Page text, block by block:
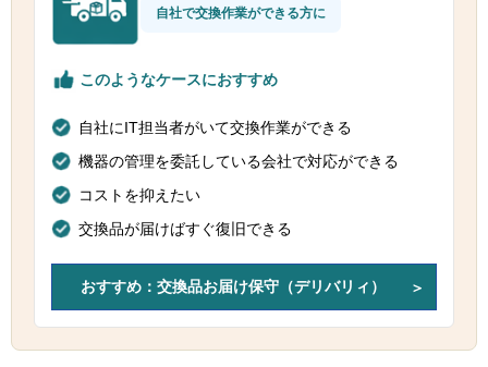
自社で交換作業ができる方に
このようなケースにおすすめ
自社にIT担当者がいて交換作業ができる
機器の管理を委託している会社で対応ができる
コストを抑えたい
交換品が届けばすぐ復旧できる
おすすめ：交換品お届け保守（デリバリィ）